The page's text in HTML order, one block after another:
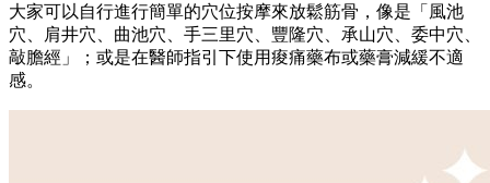
大家可以自行進行簡單的穴位按摩來放鬆筋骨，像是「風池
穴、肩井穴、曲池穴、手三里穴、豐隆穴、承山穴、委中穴、
敲膽經」；或是在醫師指引下使用痠痛藥布或藥膏減緩不適
感。